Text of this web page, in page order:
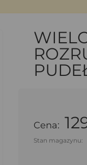
Cena:
Stan magazynu: